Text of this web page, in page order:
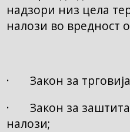
надзори низ цела
налози во вредност
· Закон за
· Закон за заштита
налози;